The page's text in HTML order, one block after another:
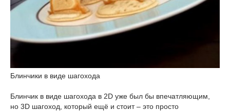
Блинчики в виде шагохода
Блинчик в виде шагохода в 2D уже был бы впечатляющим,
но 3D шагоход, который ещё и стоит – это просто